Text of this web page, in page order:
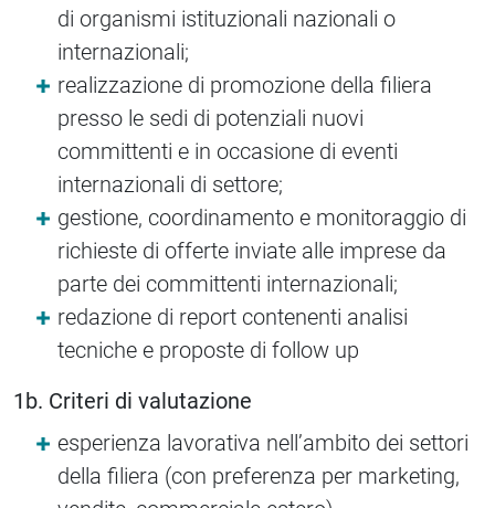
di organismi istituzionali nazionali o
internazionali;
realizzazione di promozione della filiera
presso le sedi di potenziali nuovi
committenti e in occasione di eventi
internazionali di settore;
gestione, coordinamento e monitoraggio di
richieste di offerte inviate alle imprese da
parte dei committenti internazionali;
redazione di report contenenti analisi
tecniche e proposte di follow up
1b. Criteri di valutazione
esperienza lavorativa nell’ambito dei settori
della filiera (con preferenza per marketing,